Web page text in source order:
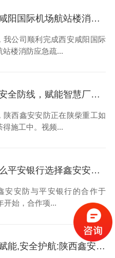
西安咸阳国际机场航站楼消防应急疏散系统维修升级工程圆满完成
我公司顺利完成西安咸阳国际
站楼消防应急疏...
筑牢安全防线，赋能智慧厂区 | 陕西鑫安安防助力陕柴重工监控及电子围栏安全防护
陕西鑫安安防正在陕柴重工如
得施工中。视频...
为什么平安银行选择鑫安安防智能安防系统？
安安防与平安银行的合作于
开始，合作项...
智慧赋能,安全护航:陕西鑫安安防圆满完成西安咸阳国际机场物流业务配套用房智能化安防弱电项目